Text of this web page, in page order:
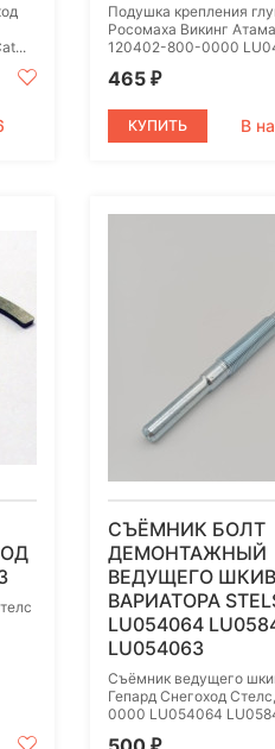
Подушка крепления
Росомаха Викинг
120402-800-0000
465 ₽
КУПИТЬ В
СЪЁМНИК БОЛТ
ДЕМОНТАЖНЫЙ
ВЕДУЩЕГО
ВАРИАТОРА
LU054064
LU054063
Съёмник ведущего
Гепард Снегоход
0000 LU054064